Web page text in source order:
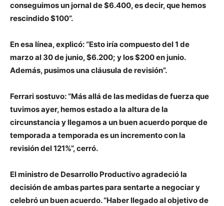
conseguimos un jornal de $6.400, es decir, que hemos
rescindido $100”.
En esa línea, explicó: “Esto iría compuesto del 1 de
marzo al 30 de junio, $6.200; y los $200 en junio.
Además, pusimos una cláusula de revisión”.
Ferrari sostuvo: “Más allá de las medidas de fuerza que
tuvimos ayer, hemos estado a la altura de la
circunstancia y llegamos a un buen acuerdo porque de
temporada a temporada es un incremento con la
revisión del 121%”, cerró.
El ministro de Desarrollo Productivo agradeció la
decisión de ambas partes para sentarte a negociar y
celebró un buen acuerdo. “Haber llegado al objetivo de